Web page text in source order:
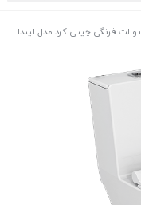
توالت فرنگی چینی کرد مدل لیندا